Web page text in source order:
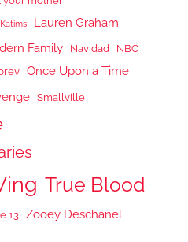
Lauren Graham
Family Navidad
NBC
Once Upon a Time
Smallville
True Blood
13 Zooey Deschanel